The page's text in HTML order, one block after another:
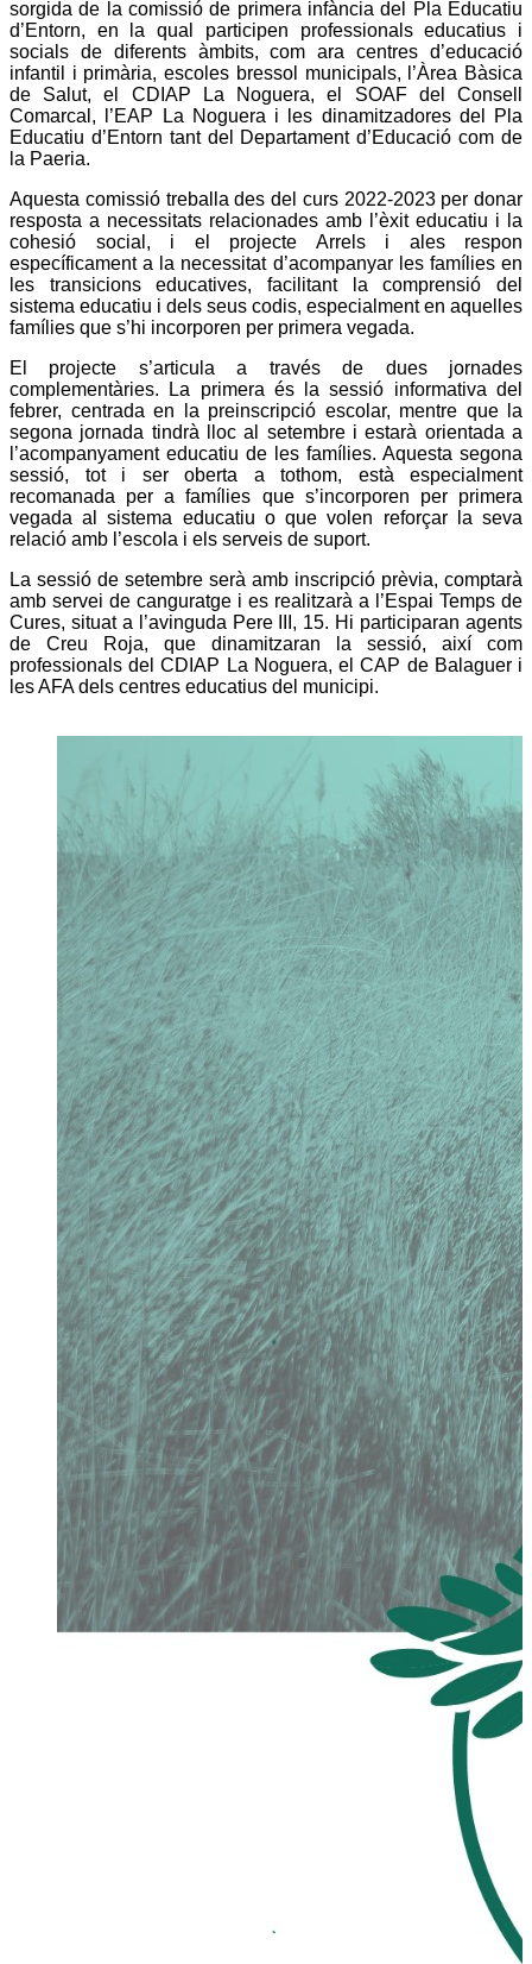
sorgida de la comissió de primera infància del Pla Educatiu
d’Entorn, en la qual participen professionals educatius i
socials de diferents àmbits, com ara centres d’educació
infantil i primària, escoles bressol municipals, l’Àrea Bàsica
de Salut, el CDIAP La Noguera, el SOAF del Consell
Comarcal, l’EAP La Noguera i les dinamitzadores del Pla
Educatiu d’Entorn tant del Departament d’Educació com de
la Paeria.
Aquesta comissió treballa des del curs 2022-2023 per donar
resposta a necessitats relacionades amb l’èxit educatiu i la
cohesió social, i el projecte Arrels i ales respon
específicament a la necessitat d’acompanyar les famílies en
les transicions educatives, facilitant la comprensió del
sistema educatiu i dels seus codis, especialment en aquelles
famílies que s’hi incorporen per primera vegada.
El projecte s’articula a través de dues jornades
complementàries. La primera és la sessió informativa del
febrer, centrada en la preinscripció escolar, mentre que la
segona jornada tindrà lloc al setembre i estarà orientada a
l’acompanyament educatiu de les famílies. Aquesta segona
sessió, tot i ser oberta a tothom, està especialment
recomanada per a famílies que s’incorporen per primera
vegada al sistema educatiu o que volen reforçar la seva
relació amb l’escola i els serveis de suport.
La sessió de setembre serà amb inscripció prèvia, comptarà
amb servei de canguratge i es realitzarà a l’Espai Temps de
Cures, situat a l’avinguda Pere III, 15. Hi participaran agents
de Creu Roja, que dinamitzaran la sessió, així com
professionals del CDIAP La Noguera, el CAP de Balaguer i
les AFA dels centres educatius del municipi.